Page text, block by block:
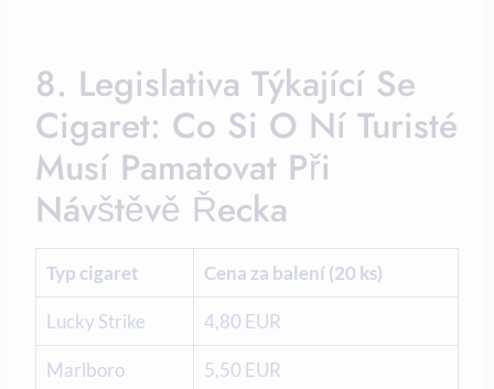
8. Legislativa Týkající Se
Cigaret: Co Si O Ní Turisté
Musí Pamatovat Při
Návštěvě Řecka
Typ cigaret Cena za balení (20 ks)
Lucky Strike 4,80 EUR
Marlboro 5,50 EUR